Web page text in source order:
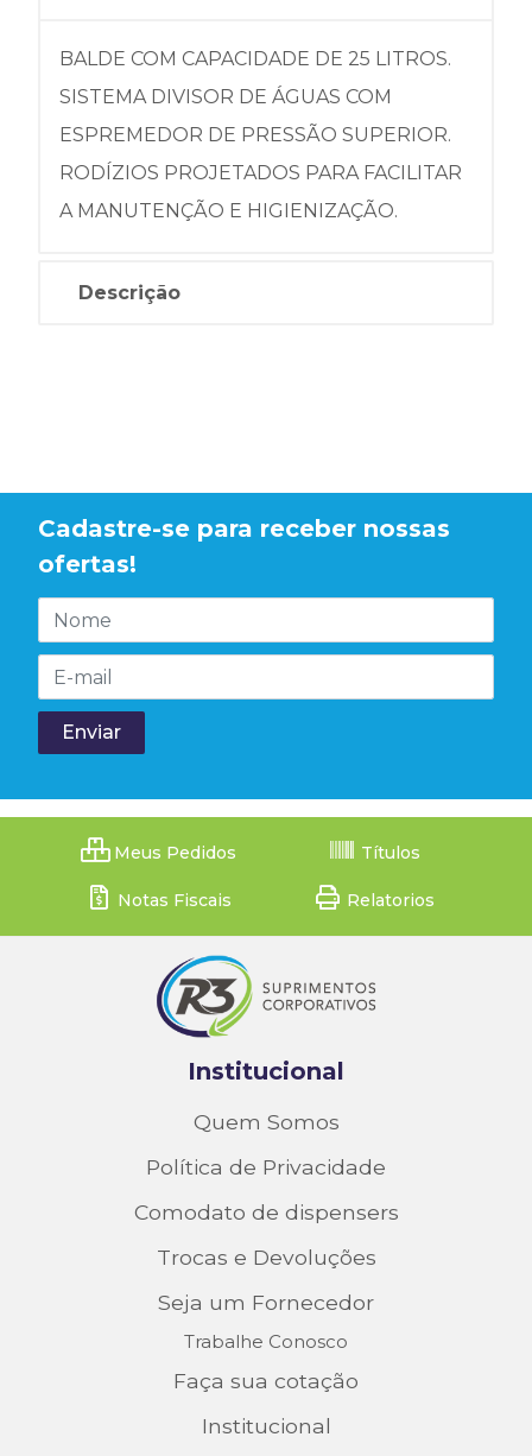
BALDE COM CAPACIDADE DE 25 LITROS.
SISTEMA DIVISOR DE ÁGUAS COM
ESPREMEDOR DE PRESSÃO SUPERIOR.
RODÍZIOS PROJETADOS PARA FACILITAR
A MANUTENÇÃO E HIGIENIZAÇÃO.
Descrição
Cadastre-se para receber nossas
ofertas!
Meus Pedidos Títulos
Notas Fiscais Relatorios
Institucional
Quem Somos
Política de Privacidade
Comodato de dispensers
Trocas e Devoluções
Seja um Fornecedor
Trabalhe Conosco
Faça sua cotação
Institucional